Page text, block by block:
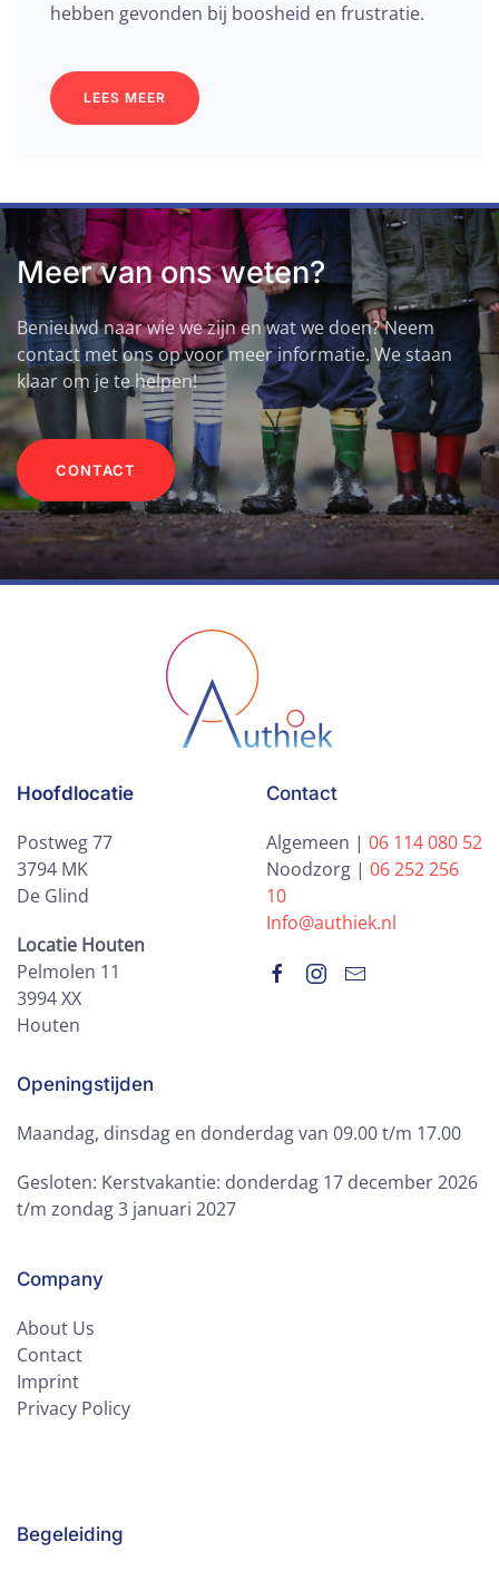
hebben gevonden bij boosheid en frustratie.
LEES MEER
Meer van ons weten?
Benieuwd naar wie we zijn en wat we doen? Neem
contact met ons op voor meer informatie. We staan
klaar om je te helpen!
CONTACT
Hoofdlocatie
Postweg 77
3794 MK
De Glind
Locatie Houten
Pelmolen 11
3994 XX
Houten
Contact
Algemeen | 06 114 080 52
Noodzorg | 06 252 256
10
Info@authiek.nl
Openingstijden
Maandag, dinsdag en donderdag van 09.00 t/m 17.00
Gesloten: Kerstvakantie: donderdag 17 december 2026
t/m zondag 3 januari 2027
Company
About Us
Contact
Imprint
Privacy Policy
Begeleiding